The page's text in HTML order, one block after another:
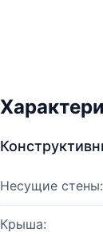
Несущие стены:
Крыша: